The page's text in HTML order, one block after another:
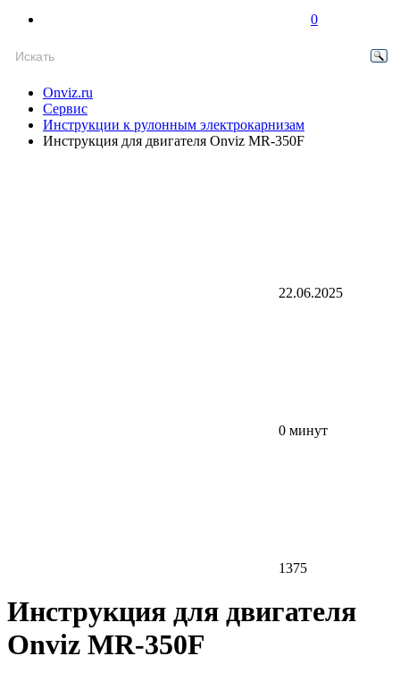
0
Onviz.ru
Сервис
Инструкции к рулонным электрокарнизам
Инструкция для двигателя Onviz MR-350F
22.06.2025
0 минут
1375
Инструкция для двигателя
Onviz MR-350F